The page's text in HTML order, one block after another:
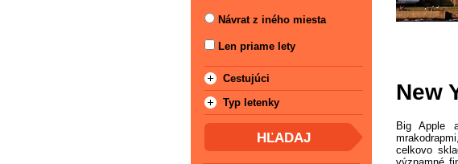
New
Big Apple
celkovo
Návrat z iného miesta
Len priame lety
Cestujúci
Typ letenky